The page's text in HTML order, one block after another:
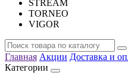
STREAM
TORNEO
VIGOR
Главная Акции Доставка и
Категории